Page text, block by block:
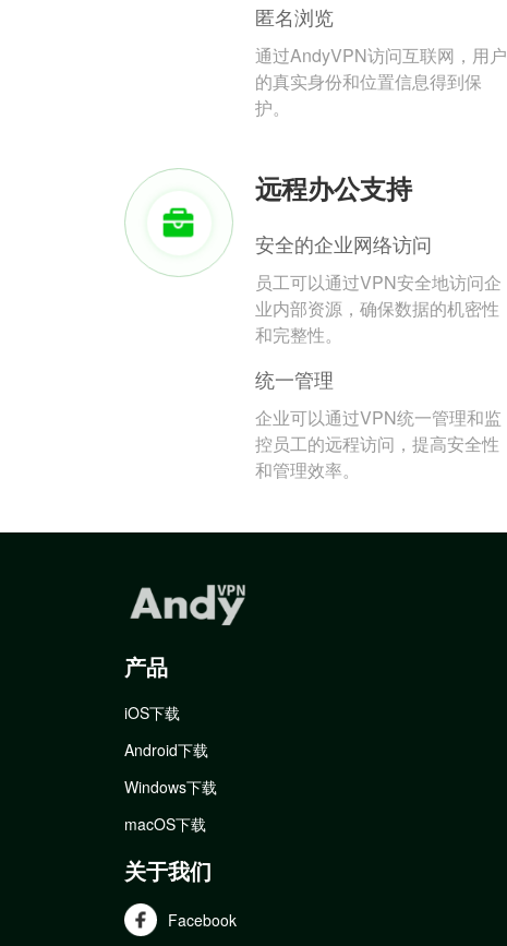
匿名浏览
通过AndyVPN访问互联网，用户
的真实身份和位置信息得到保
护。
远程办公支持
安全的企业网络访问
员工可以通过VPN安全地访问企
业内部资源，确保数据的机密性
和完整性。
统一管理
企业可以通过VPN统一管理和监
控员工的远程访问，提高安全性
和管理效率。
产品
iOS下载
Android下载
Windows下载
macOS下载
关于我们
Facebook